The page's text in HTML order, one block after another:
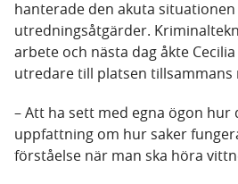
hanterade den akuta
utredningsåtgärder.
arbete och nästa dag åkte
utredare till platsen tillsammans
– Att ha sett med egna ögon hur
uppfattning om hur saker
förståelse när man ska höra